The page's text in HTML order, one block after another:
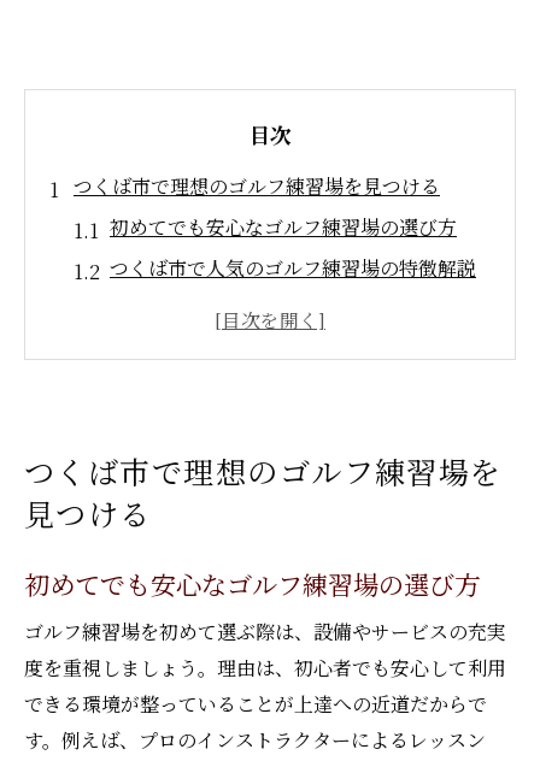
目次
つくば市で理想のゴルフ練習場を見つける
初めてでも安心なゴルフ練習場の選び方
つくば市で人気のゴルフ練習場の特徴解説
設備充実のゴルフ練習場で上達を目指す
知る
つくば市でゴルフ練習場を比較する際の注
ゴルフ練習場選びで重視したい比較ポイント
料金体系が分かるゴルフ練習場の比較方法
設備やサービスで選ぶゴルフ練習場の基準
練習効率を高めるゴルフ練習場の見極め方
ゴルフ練習場の口コミを活用した選び方
つくば市で理想のゴルフ練習場を
見つける
初めてでも安心なゴルフ練習場の選び方
ゴルフ練習場を初めて選ぶ際は、設備やサービスの充実
度を重視しましょう。理由は、初心者でも安心して利用
できる環境が整っていることが上達への近道だからで
す。例えば、プロのインストラクターによるレッスン